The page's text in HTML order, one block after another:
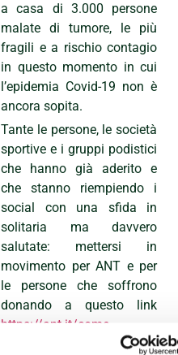
a casa di 3.000 persone
malate di tumore, le più
fragili e a rischio contagio
in questo momento in cui
l’epidemia Covid-19 non è
ancora sopita.
Tante le persone, le società
sportive e i gruppi podistici
che hanno già aderito e
che stanno riempiendo i
social con una sfida in
solitaria ma davvero
salutate: mettersi in
movimento per ANT e per
le persone che soffrono
donando a questo link
https://ant.it/come-
sostenerci/eventi/iniziative/